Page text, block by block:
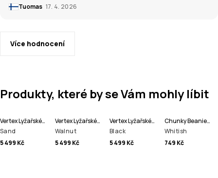
Tuomas 17. 4. 2026
Více hodnocení
Produkty, které by se Vám mohly líbit
Vertex Lyžařské Kalhoty Pánské
Sand
5 499 Kč
Vertex Lyžařské Kalhoty Pánské
Walnut
5 499 Kč
Vertex Lyžařské Kalhoty Pánské
Black
5 499 Kč
Chunky Beanie čepice
Whitish
749 Kč